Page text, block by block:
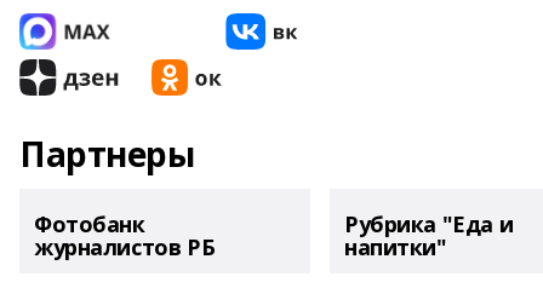
Партнеры
Фотобанк
журналистов РБ
Рубрика "Еда и
напитки"